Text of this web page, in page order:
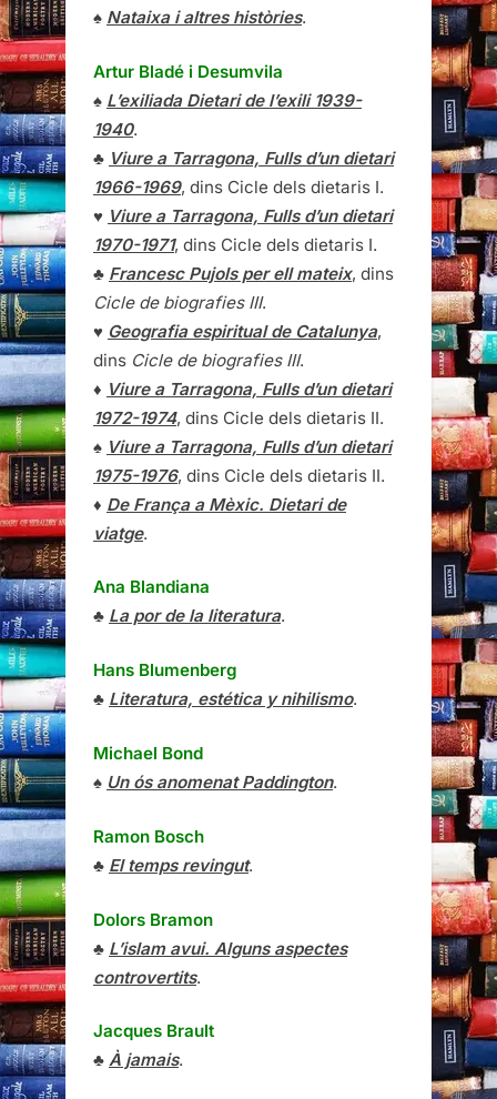
♠ Nataixa i altres històries.
Artur Bladé i Desumvila
♠ L’exiliada Dietari de l’exili 1939-
1940.
♣ Viure a Tarragona, Fulls d’un dietari
1966-1969, dins Cicle dels dietaris I.
♥ Viure a Tarragona, Fulls d’un dietari
1970-1971, dins Cicle dels dietaris I.
♣ Francesc Pujols per ell mateix, dins
Cicle de biografies III.
♥ Geografia espiritual de Catalunya,
dins Cicle de biografies III.
♦ Viure a Tarragona, Fulls d’un dietari
1972-1974, dins Cicle dels dietaris II.
♠ Viure a Tarragona, Fulls d’un dietari
1975-1976, dins Cicle dels dietaris II.
♦ De França a Mèxic. Dietari de
viatge.
Ana Blandiana
♣ La por de la literatura.
Hans Blumenberg
♣ Literatura, estética y nihilismo.
Michael Bond
♠ Un ós anomenat Paddington.
Ramon Bosch
♣ El temps revingut.
Dolors Bramon
♣ L’islam avui. Alguns aspectes
controvertits.
Jacques Brault
♣ À jamais.